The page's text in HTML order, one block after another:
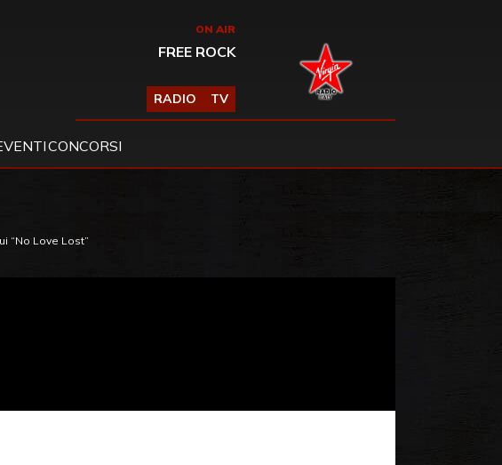
ON AIR
FREE ROCK
RADIO TV
CONCORSI
“No Love Lost”